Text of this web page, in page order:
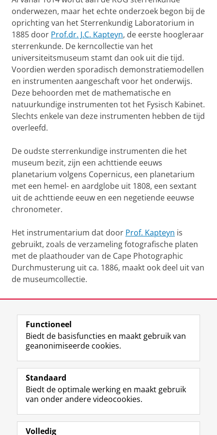
onderwezen, maar het echte onderzoek begon bij de
oprichting van het Sterrenkundig Laboratorium in
1885 door Prof.dr. J.C. Kapteyn, de eerste hoogleraar
sterrenkunde. De kerncollectie van het
universiteitsmuseum stamt dan ook uit die tijd.
Voordien werden sporadisch demonstratiemodellen
en instrumenten aangeschaft voor het onderwijs.
Deze behoorden met de mathematische en
natuurkundige instrumenten tot het Fysisch Kabinet.
Slechts enkele van deze instrumenten hebben de tijd
overleefd.
De oudste sterrenkundige instrumenten die het
museum bezit, zijn een achttiende eeuws
planetarium volgens Copernicus, een planetarium
met een hemel- en aardglobe uit 1808, een sextant
uit de achttiende eeuw en een negetiende eeuwse
chronometer.
Het instrumentarium dat door Prof. Kapteyn is
gebruikt, zoals de verzameling fotografische platen
met de plaathouder van de Cape Photographic
Durchmusterung uit ca. 1886, maakt ook deel uit van
de museumcollectie.
View this page in:English
Volg de RUG
F
a
e
b
o
L
i
k
e
I
R
S
-
f
e
I
n
t
r
Y
o
T
e
Studiekiezers
Alumni
Functioneel
Biedt de basisfuncties en maakt gebruik van
geanonimiseerde cookies.
Standaard
Biedt de optimale werking en maakt gebruik
van onder andere videocookies.
Volledig